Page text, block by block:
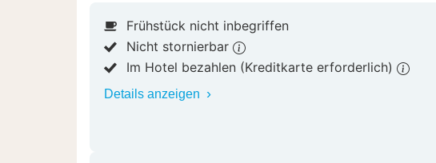
Frühstück nicht inbegriffen
Nicht stornierbar
Im Hotel bezahlen (Kreditkarte erforderlich)
Details anzeigen